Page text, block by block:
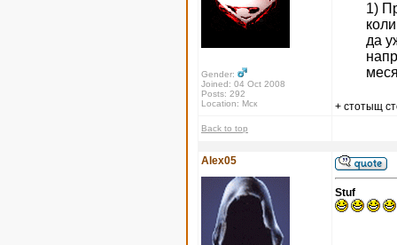
Gender:
Joined: 04 Oct 2008
Posts: 292
Location: Мск
1)
да
+ стотыщ
Back to top
Alex05
Stuf